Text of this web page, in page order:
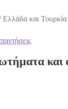
Ελλάδα και
και